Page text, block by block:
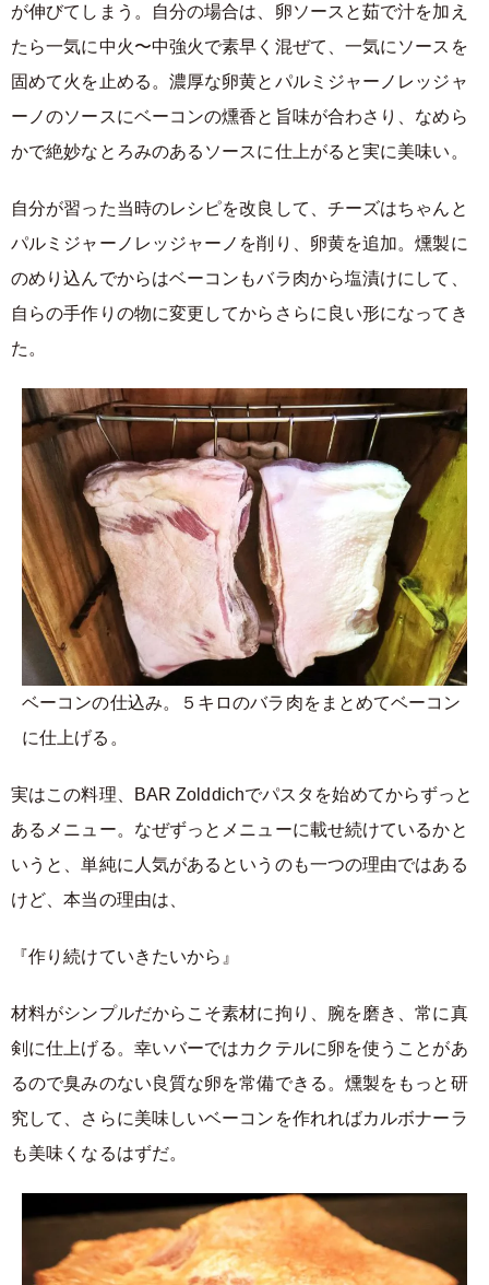
が伸びてしまう。自分の場合は、卵ソースと茹で汁を加え
たら一気に中火〜中強火で素早く混ぜて、一気にソースを
固めて火を止める。濃厚な卵黄とパルミジャーノレッジャ
ーノのソースにベーコンの燻香と旨味が合わさり、なめら
かで絶妙なとろみのあるソースに仕上がると実に美味い。
自分が習った当時のレシピを改良して、チーズはちゃんと
パルミジャーノレッジャーノを削り、卵黄を追加。燻製に
のめり込んでからはベーコンもバラ肉から塩漬けにして、
自らの手作りの物に変更してからさらに良い形になってき
た。
ベーコンの仕込み。５キロのバラ肉をまとめてベーコン
に仕上げる。
実はこの料理、BAR Zolddichでパスタを始めてからずっと
あるメニュー。なぜずっとメニューに載せ続けているかと
いうと、単純に人気があるというのも一つの理由ではある
けど、本当の理由は、
『作り続けていきたいから』
材料がシンプルだからこそ素材に拘り、腕を磨き、常に真
剣に仕上げる。幸いバーではカクテルに卵を使うことがあ
るので臭みのない良質な卵を常備できる。燻製をもっと研
究して、さらに美味しいベーコンを作れればカルボナーラ
も美味くなるはずだ。